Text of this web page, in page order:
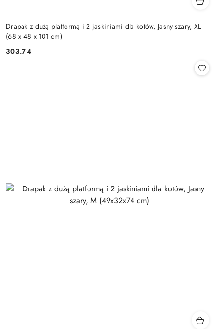
Drapak z dużą platformą i 2 jaskiniami dla kotów, Jasny szary, XL
(68 x 48 x 101 cm)
Cena:
303.74